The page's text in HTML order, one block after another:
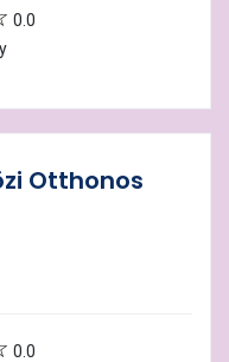
0.0
Otthonos
0.0